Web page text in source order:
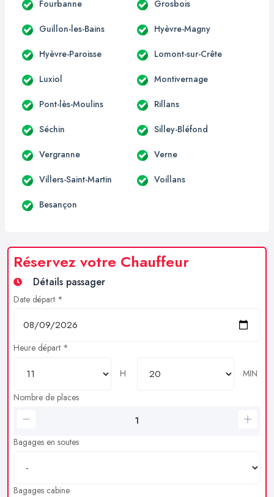
Fourbanne Grosbois
Guillon-les-Bains Hyèvre-Magny
Hyèvre-Paroisse Lomont-sur-Crête
Luxiol Montivernage
Pont-lès-Moulins Rillans
Séchin Silley-Bléfond
Vergranne Verne
Villers-Saint-Martin Voillans
Besançon
Réservez votre Chauffeur
Détails passager
Date départ *
Heure départ *
H
MIN
Nombre de places
Bagages en soutes
Bagages cabine